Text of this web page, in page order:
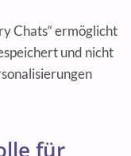
Chats“ ermöglicht
und nicht
für